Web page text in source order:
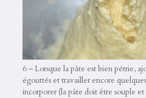
6 – Lorsque la pâte est bien pétrie,
égouttés et travailler encore
incorporer (la pâte doit être souple et